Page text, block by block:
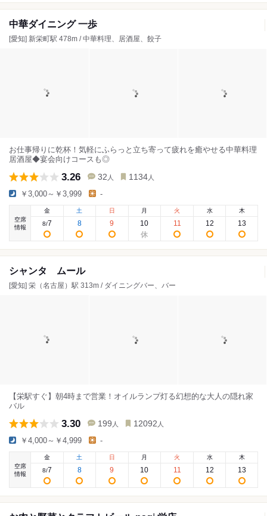
中華ダイニング 一歩
[愛知] 新栄町駅 478m / 中華料理、居酒屋、餃子
お仕事帰りに乾杯！気軽にふらっと立ち寄って疲れを癒やせる中華料理
居酒屋◆宴会向けコースも◎
3.26 32 人 1134 人
￥3,000～￥3,999 -
空席
情報
金
8/7
土
8
日
9
月
10
火
11
水
12
木
13
シャンタ ムール
[愛知] 栄（名古屋）駅 313m / ダイニングバー、バー
【栄駅すぐ】朝4時まで営業！オイルランプ灯る幻想的な大人の隠れ家
バル
3.30 199 人 12092 人
￥4,000～￥4,999 -
空席
情報
金
8/7
土
8
日
9
月
10
火
11
水
12
木
13